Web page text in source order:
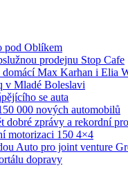
pod Oblíkem
prodejnu Stop Cafe
Max Karhan i Elia
v Mladé Boleslavi
se auta
000 nových automobilů
dobré zprávy a rekordní
motorizaci 150 4×4
Auto pro joint venture
dopravy